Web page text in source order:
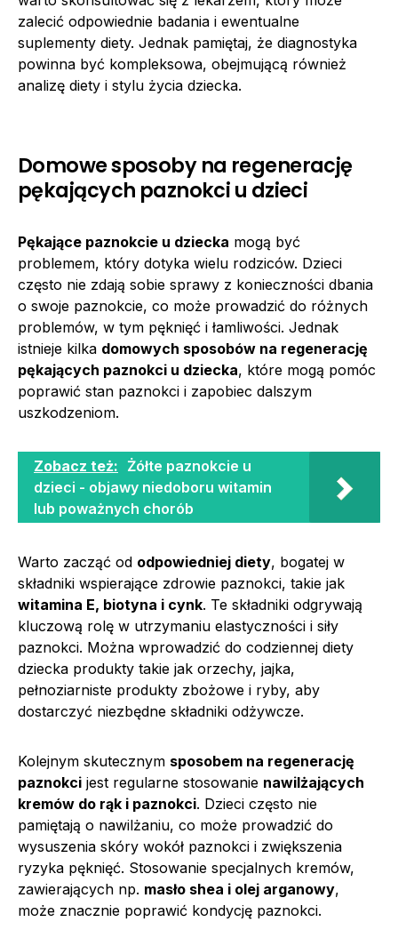
zalecić odpowiednie badania i ewentualne
suplementy diety. Jednak pamiętaj, że diagnostyka
powinna być kompleksowa, obejmującą również
analizę diety i stylu życia dziecka.
Domowe sposoby na regenerację
pękających paznokci u dzieci
Pękające paznokcie u dziecka mogą być
problemem, który dotyka wielu rodziców. Dzieci
często nie zdają sobie sprawy z konieczności dbania
o swoje paznokcie, co może prowadzić do różnych
problemów, w tym pęknięć i łamliwości. Jednak
istnieje kilka domowych sposobów na regenerację
pękających paznokci u dziecka, które mogą pomóc
poprawić stan paznokci i zapobiec dalszym
uszkodzeniom.
Zobacz też: Żółte paznokcie u
dzieci - objawy niedoboru witamin
lub poważnych chorób
Warto zacząć od odpowiedniej diety, bogatej w
składniki wspierające zdrowie paznokci, takie jak
witamina E, biotyna i cynk. Te składniki odgrywają
kluczową rolę w utrzymaniu elastyczności i siły
paznokci. Można wprowadzić do codziennej diety
dziecka produkty takie jak orzechy, jajka,
pełnoziarniste produkty zbożowe i ryby, aby
dostarczyć niezbędne składniki odżywcze.
Kolejnym skutecznym sposobem na regenerację
paznokci jest regularne stosowanie nawilżających
kremów do rąk i paznokci. Dzieci często nie
pamiętają o nawilżaniu, co może prowadzić do
wysuszenia skóry wokół paznokci i zwiększenia
ryzyka pęknięć. Stosowanie specjalnych kremów,
zawierających np. masło shea i olej arganowy,
może znacznie poprawić kondycję paznokci.